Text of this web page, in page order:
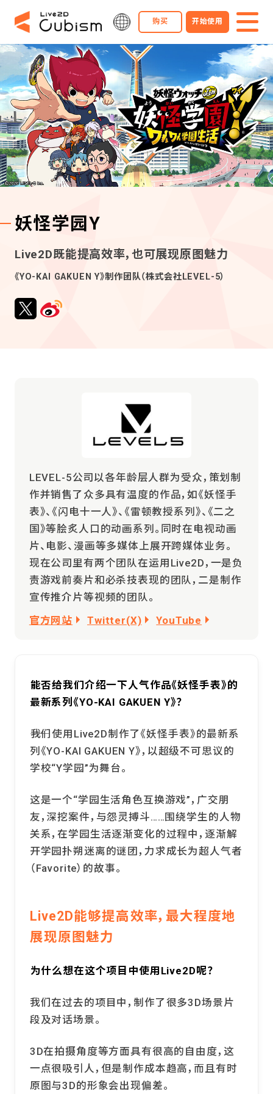
购买 开始使用
妖怪学园Y
Live2D既能提高效率，也可展现原图魅力
《YO-KAI GAKUEN Y》制作团队（株式会社LEVEL-5）
LEVEL-5公司以各年龄层人群为受众，策划制
作并销售了众多具有温度的作品，如《妖怪手
表》、《闪电十一人》、《雷顿教授系列》、《二之
国》等脍炙人口的动画系列。同时在电视动画
片、电影、漫画等多媒体上展开跨媒体业务。
现在公司里有两个团队在运用Live2D，一是负
责游戏前奏片和必杀技表现的团队，二是制作
宣传推介片等视频的团队。
官方网站
Twitter(X) YouTube
――能否给我们介绍一下人气作品《妖怪手表》的
最新系列《YO-KAI GAKUEN Y》？
――我们使用Live2D制作了《妖怪手表》的最新系
列《YO-KAI GAKUEN Y》，以超级不可思议的
学校“Y学园”为舞台。
这是一个“学园生活角色互换游戏”，广交朋
友，深挖案件，与怨灵搏斗……围绕学生的人物
关系，在学园生活逐渐变化的过程中，逐渐解
开学园扑朔迷离的谜团，力求成长为超人气者
（Favorite）的故事。
Live2D能够提高效率，最大程度地
展现原图魅力
――为什么想在这个项目中使用Live2D呢？
我们在过去的项目中，制作了很多3D场景片
段及对话场景。
3D在拍摄角度等方面具有很高的自由度，这
一点很吸引人，但是制作成本趋高，而且有时
原图与3D的形象会出现偏差。